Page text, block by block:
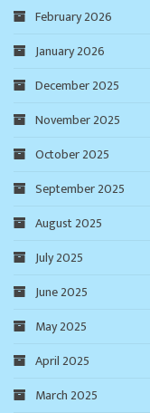
February 2026
January 2026
December 2025
November 2025
October 2025
September 2025
August 2025
July 2025
June 2025
May 2025
April 2025
March 2025